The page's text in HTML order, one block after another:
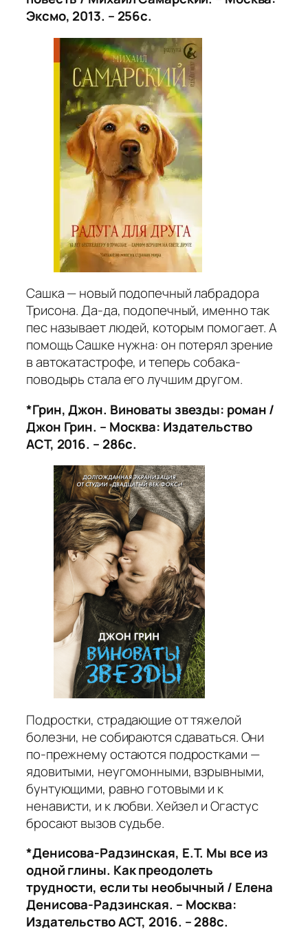
Эксмо, 2013. – 256с.
Сашка — новый подопечный лабрадора
Трисона. Да-да, подопечный, именно так
пес называет людей, которым помогает. А
помощь Сашке нужна: он потерял зрение
в автокатастрофе, и теперь собака-
поводырь стала его лучшим другом.
*Грин, Джон. Виноваты звезды: роман /
Джон Грин. – Москва: Издательство
АСТ, 2016. – 286с.
Подростки, страдающие от тяжелой
болезни, не собираются сдаваться. Они
по-прежнему остаются подростками —
ядовитыми, неугомонными, взрывными,
бунтующими, равно готовыми и к
ненависти, и к любви. Хейзел и Огастус
бросают вызов судьбе.
*Денисова-Радзинская, Е.Т. Мы все из
одной глины. Как преодолеть
трудности, если ты необычный / Елена
Денисова-Радзинская. – Москва:
Издательство АСТ, 2016. – 288с.